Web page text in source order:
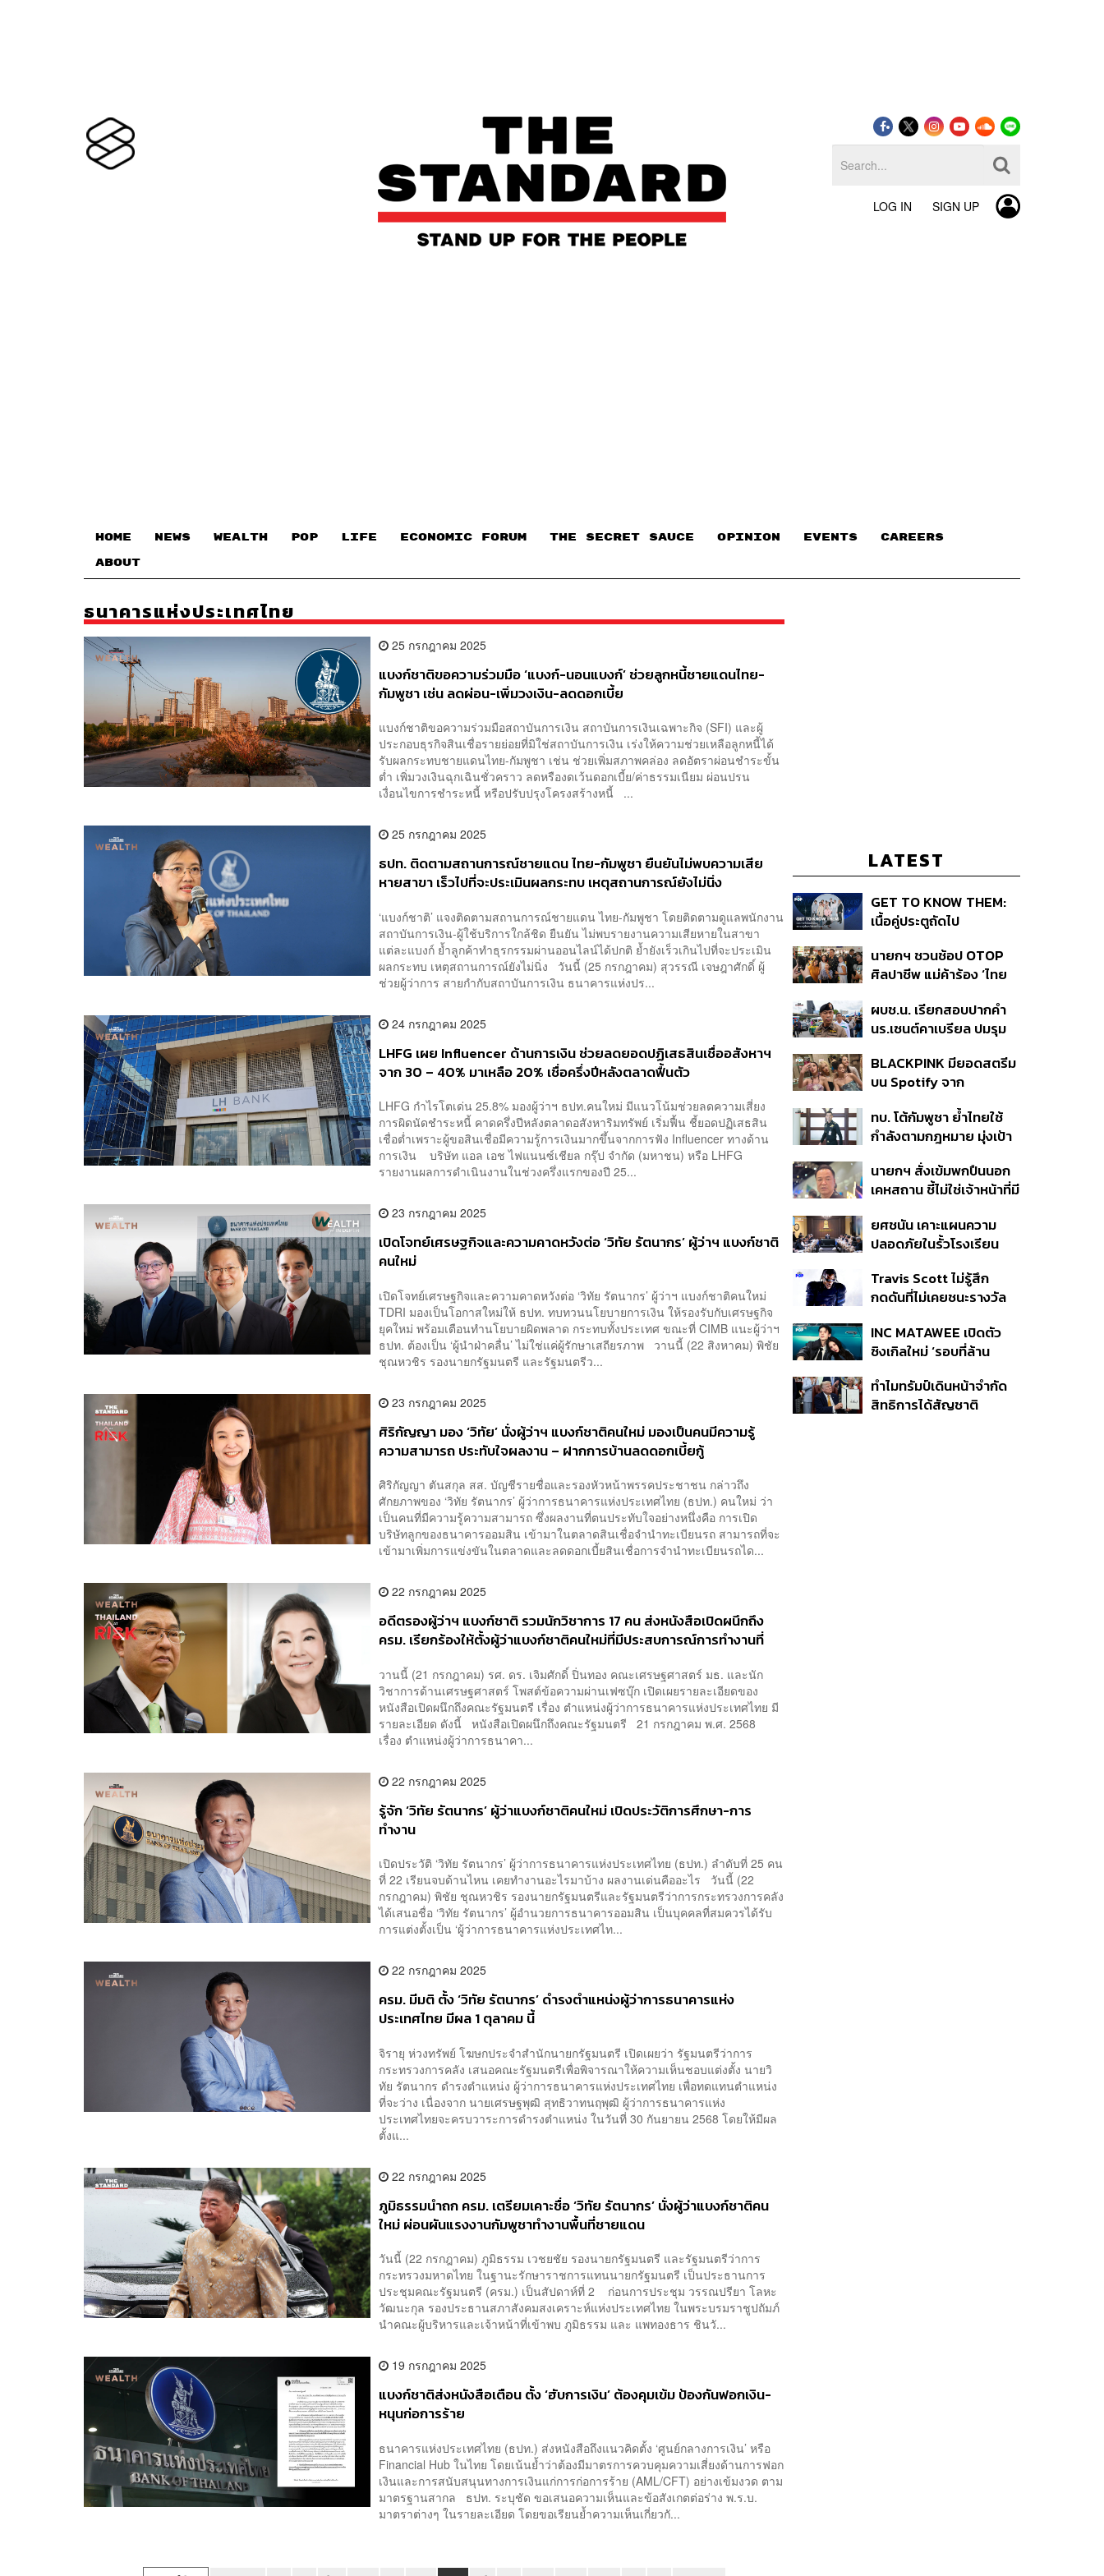
LOG IN SIGN UP
HOME NEWS WEALTH POP LIFE ECONOMIC FORUM THE SECRET SAUCE​ OPINION EVENTS CAREERS
ABOUT
ธนาคารแห่งประเทศไทย
25 กรกฎาคม 2025
แบงก์ชาติขอความร่วมมือ ‘แบงก์-นอนแบงก์’ ช่วยลูกหนี้ชายแดนไทย-
กัมพูชา เช่น ลดผ่อน-เพิ่มวงเงิน-ลดดอกเบี้ย
แบงก์ชาติขอความร่วมมือสถาบันการเงิน สถาบันการเงินเฉพาะกิจ (SFI) และผู้
ประกอบธุรกิจสินเชื่อรายย่อยที่มิใช่สถาบันการเงิน เร่งให้ความช่วยเหลือลูกหนี้ได้
รับผลกระทบชายแดนไทย-กัมพูชา เช่น ช่วยเพิ่มสภาพคล่อง ลดอัตราผ่อนชำระขั้น
ต่ำ เพิ่มวงเงินฉุกเฉินชั่วคราว ลดหรืองดเว้นดอกเบี้ย/ค่าธรรมเนียม ผ่อนปรน
เงื่อนไขการชำระหนี้ หรือปรับปรุงโครงสร้างหนี้ ...
25 กรกฎาคม 2025
ธปท. ติดตามสถานการณ์ชายแดน ไทย-กัมพูชา ยืนยันไม่พบความเสีย
หายสาขา เร็วไปที่จะประเมินผลกระทบ เหตุสถานการณ์ยังไม่นิ่ง
‘แบงก์ชาติ’ แจงติดตามสถานการณ์ชายแดน ไทย-กัมพูชา โดยติดตามดูแลพนักงาน
สถาบันการเงิน-ผู้ใช้บริการใกล้ชิด ยืนยัน ไม่พบรายงานความเสียหายในสาขา
แต่ละแบงก์ ย้ำลูกค้าทำธุรกรรมผ่านออนไลน์ได้ปกติ ย้ำยังเร็วเกินไปที่จะประเมิน
ผลกระทบ เหตุสถานการณ์ยังไม่นิ่ง วันนี้ (25 กรกฎาคม) สุวรรณี เจษฎาศักดิ์ ผู้
ช่วยผู้ว่าการ สายกำกับสถาบันการเงิน ธนาคารแห่งปร...
24 กรกฎาคม 2025
LHFG เผย Influencer ด้านการเงิน ช่วยลดยอดปฏิเสธสินเชื่ออสังหาฯ
จาก 30 – 40% มาเหลือ 20% เชื่อครึ่งปีหลังตลาดฟื้นตัว
LHFG กำไรโตเด่น 25.8% มองผู้ว่าฯ ธปท.คนใหม่ มีแนวโน้มช่วยลดความเสี่ยง
การผิดนัดชำระหนี้ คาดครึ่งปีหลังตลาดอสังหาริมทรัพย์ เริ่มฟื้น ชี้ยอดปฏิเสธสิน
เชื่อต่ำเพราะผู้ขอสินเชื่อมีความรู้การเงินมากขึ้นจากการฟัง Influencer ทางด้าน
การเงิน บริษัท แอล เอช ไฟแนนซ์เชียล กรุ๊ป จำกัด (มหาชน) หรือ LHFG
รายงานผลการดำเนินงานในช่วงครึ่งแรกของปี 25...
23 กรกฎาคม 2025
เปิดโจทย์เศรษฐกิจและความคาดหวังต่อ ‘วิทัย รัตนากร’ ผู้ว่าฯ แบงก์ชาติ
คนใหม่
เปิดโจทย์เศรษฐกิจและความคาดหวังต่อ ‘วิทัย รัตนากร’ ผู้ว่าฯ แบงก์ชาติคนใหม่
TDRI มองเป็นโอกาสใหม่ให้ ธปท. ทบทวนนโยบายการเงิน ให้รองรับกับเศรษฐกิจ
ยุคใหม่ พร้อมเตือนทำนโยบายผิดพลาด กระทบทั้งประเทศ ขณะที่ CIMB แนะผู้ว่าฯ
ธปท. ต้องเป็น ‘ผู้นำฝ่าคลื่น’ ไม่ใช่แค่ผู้รักษาเสถียรภาพ วานนี้ (22 สิงหาคม) พิชัย
ชุณหวชิร รองนายกรัฐมนตรี และรัฐมนตรีว...
23 กรกฎาคม 2025
ศิริกัญญา มอง ‘วิทัย’ นั่งผู้ว่าฯ แบงก์ชาติคนใหม่ มองเป็นคนมีความรู้
ความสามารถ ประทับใจผลงาน – ฝากการบ้านลดดอกเบี้ยกู้
ศิริกัญญา ตันสกุล สส. บัญชีรายชื่อและรองหัวหน้าพรรคประชาชน กล่าวถึง
ศักยภาพของ ‘วิทัย รัตนากร’ ผู้ว่าการธนาคารแห่งประเทศไทย (ธปท.) คนใหม่ ว่า
เป็นคนที่มีความรู้ความสามารถ ซึ่งผลงานที่ตนประทับใจอย่างหนึ่งคือ การเปิด
บริษัทลูกของธนาคารออมสิน เข้ามาในตลาดสินเชื่อจำนำทะเบียนรถ สามารถที่จะ
เข้ามาเพิ่มการแข่งขันในตลาดและลดดอกเบี้ยสินเชื่อการจำนำทะเบียนรถได...
22 กรกฎาคม 2025
อดีตรองผู้ว่าฯ แบงก์ชาติ รวมนักวิชาการ 17 คน ส่งหนังสือเปิดผนึกถึง
ครม. เรียกร้องให้ตั้งผู้ว่าแบงก์ชาติคนใหม่ที่มีประสบการณ์การทำงานที่
วานนี้ (21 กรกฎาคม) รศ. ดร. เจิมศักดิ์ ปิ่นทอง คณะเศรษฐศาสตร์ มธ. และนัก
วิชาการด้านเศรษฐศาสตร์ โพสต์ข้อความผ่านเฟซบุ๊ก เปิดเผยรายละเอียดของ
หนังสือเปิดผนึกถึงคณะรัฐมนตรี เรื่อง ตำแหน่งผู้ว่าการธนาคารแห่งประเทศไทย มี
รายละเอียด ดังนี้ หนังสือเปิดผนึกถึงคณะรัฐมนตรี 21 กรกฎาคม พ.ศ. 2568
เรื่อง ตำแหน่งผู้ว่าการธนาคา...
22 กรกฎาคม 2025
รู้จัก ‘วิทัย รัตนากร’ ผู้ว่าแบงก์ชาติคนใหม่ เปิดประวัติการศึกษา-การ
ทำงาน
เปิดประวัติ ‘วิทัย รัตนากร’ ผู้ว่าการธนาคารแห่งประเทศไทย (ธปท.) ลำดับที่ 25 คน
ที่ 22 เรียนจบด้านไหน เคยทำงานอะไรมาบ้าง ผลงานเด่นคืออะไร วันนี้ (22
กรกฎาคม) พิชัย ชุณหวชิร รองนายกรัฐมนตรีและรัฐมนตรีว่าการกระทรวงการคลัง
ได้เสนอชื่อ ‘วิทัย รัตนากร’ ผู้อำนวยการธนาคารออมสิน เป็นบุคคลที่สมควรได้รับ
การแต่งตั้งเป็น ‘ผู้ว่าการธนาคารแห่งประเทศไท...
22 กรกฎาคม 2025
ครม. มีมติ ตั้ง ‘วิทัย รัตนากร’ ดำรงตำแหน่งผู้ว่าการธนาคารแห่ง
ประเทศไทย มีผล 1 ตุลาคม นี้
จิรายุ ห่วงทรัพย์ โฆษกประจำสำนักนายกรัฐมนตรี เปิดเผยว่า รัฐมนตรีว่าการ
กระทรวงการคลัง เสนอคณะรัฐมนตรีเพื่อพิจารณาให้ความเห็นชอบแต่งตั้ง นายวิ
ทัย รัตนากร ดำรงตำแหน่ง ผู้ว่าการธนาคารแห่งประเทศไทย เพื่อทดแทนตำแหน่ง
ที่จะว่าง เนื่องจาก นายเศรษฐพุฒิ สุทธิวาทนฤพุฒิ ผู้ว่าการธนาคารแห่ง
ประเทศไทยจะครบวาระการดำรงตำแหน่ง ในวันที่ 30 กันยายน 2568 โดยให้มีผล
ตั้งแ...
22 กรกฎาคม 2025
ภูมิธรรมนำถก ครม. เตรียมเคาะชื่อ ‘วิทัย รัตนากร’ นั่งผู้ว่าแบงก์ชาติคน
ใหม่ ผ่อนผันแรงงานกัมพูชาทำงานพื้นที่ชายแดน
วันนี้ (22 กรกฎาคม) ภูมิธรรม เวชยชัย รองนายกรัฐมนตรี และรัฐมนตรีว่าการ
กระทรวงมหาดไทย ในฐานะรักษาราชการแทนนายกรัฐมนตรี เป็นประธานการ
ประชุมคณะรัฐมนตรี (ครม.) เป็นสัปดาห์ที่ 2 ก่อนการประชุม วรรณปรียา โลหะ
วัฒนะกุล รองประธานสภาสังคมสงเคราะห์แห่งประเทศไทย ในพระบรมราชูปถัมภ์
นำคณะผู้บริหารและเจ้าหน้าที่เข้าพบ ภูมิธรรม และ แพทองธาร ชินวั...
19 กรกฎาคม 2025
แบงก์ชาติส่งหนังสือเตือน ตั้ง ‘ฮับการเงิน’ ต้องคุมเข้ม ป้องกันฟอกเงิน-
หนุนก่อการร้าย
ธนาคารแห่งประเทศไทย (ธปท.) ส่งหนังสือถึงแนวคิดตั้ง ‘ศูนย์กลางการเงิน’ หรือ
Financial Hub ในไทย โดยเน้นย้ำว่าต้องมีมาตรการควบคุมความเสี่ยงด้านการฟอก
เงินและการสนับสนุนทางการเงินแก่การก่อการร้าย (AML/CFT) อย่างเข้มงวด ตาม
มาตรฐานสากล ธปท. ระบุชัด ขอเสนอความเห็นและข้อสังเกตต่อร่าง พ.ร.บ.
มาตราต่างๆ ในรายละเอียด โดยขอเรียนย้ำความเห็นเกี่ยวกั...
LATEST
GET TO KNOW THEM:
เนื้อคู่ประตูถัดไป
นายกฯ ชวนช้อป OTOP
ศิลปาชีพ แม่ค้าร้อง ‘ไทย
ถามมีต่อไหม นายกฯ ตอบ
‘เดี๋ยวจะพยายาม’
ผบช.น. เรียกสอบปากคำ
นร.เซนต์คาเบรียล ปมรุม
ดำเนินคดีแล้ว
BLACKPINK มียอดสตรีม
บน Spotify จาก
ครั้ง ตลอด 10 ปีที่ผ่านมา
ทบ. โต้กัมพูชา ย้ำไทยใช้
กำลังตามกฎหมาย มุ่งเป้า
หายไทยไม่อาจลบด้วย
ข้อมูลบิดเบือน
นายกฯ สั่งเข้มพกปืนนอก
เคหสถาน ชี้ไม่ใช่เจ้าหน้าที่มี
ก่อเหตุ เจ้าของร่วมรับผิด
ยศชนัน เคาะแผนความ
ปลอดภัยในรั้วโรงเรียน
ดูแล-คุมเข้มคัดกรองสิ่ง
ผิดกฎหมาย
Travis Scott ไม่รู้สึก
กดดันที่ไม่เคยชนะรางวัล
แล้ว 10 ครั้ง
INC MATAWEE เปิดตัว
ซิงเกิลใหม่ ‘รอบที่ล้าน
มาแสดงในมิวสิกวิดีโอ
ทำไมทรัมป์เดินหน้าจำกัด
สิทธิการได้สัญชาติ